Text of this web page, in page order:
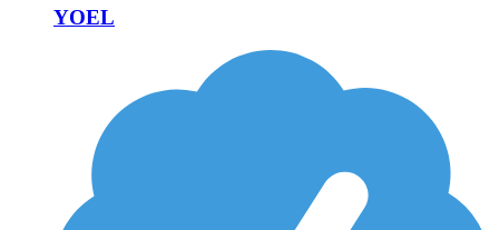
YOEL